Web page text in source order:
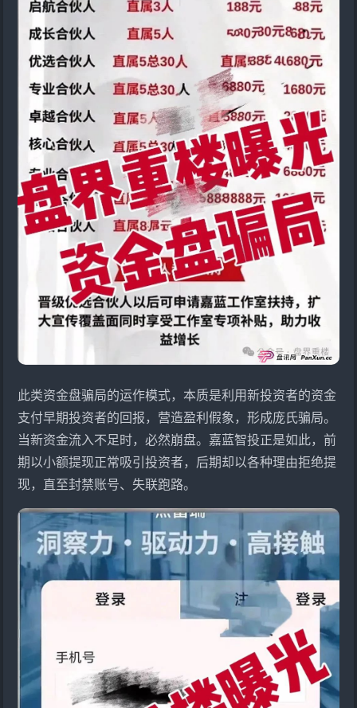
此类资金盘骗局的运作模式，本质是利用新投资者的资金
支付早期投资者的回报，营造盈利假象，形成庞氏骗局。
当新资金流入不足时，必然崩盘。嘉蓝智投正是如此，前
期以小额提现正常吸引投资者，后期却以各种理由拒绝提
现，直至封禁账号、失联跑路。